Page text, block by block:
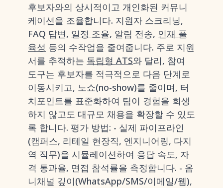
후보자와의 상시적이고 개인화된 커뮤니
케이션을 조율합니다. 지원자 스크리닝,
FAQ 답변, 일정 조율, 알림 전송, 인재 풀
육성 등의 수작업을 줄여줍니다. 주로 지원
서를 추적하는 독립형 ATS와 달리, 참여
도구는 후보자를 적극적으로 다음 단계로
이동시키고, 노쇼(no-show)를 줄이며, 터
치포인트를 표준화하여 팀이 경험을 희생
하지 않고도 대규모 채용을 확장할 수 있도
록 합니다. 평가 방법: - 실제 파이프라인
(캠퍼스, 리테일 현장직, 엔지니어링, 다지
역 직무)을 시뮬레이션하여 응답 속도, 자
격 통과율, 면접 참석률을 측정합니다. - 옴
니채널 깊이(WhatsApp/SMS/이메일/웹),